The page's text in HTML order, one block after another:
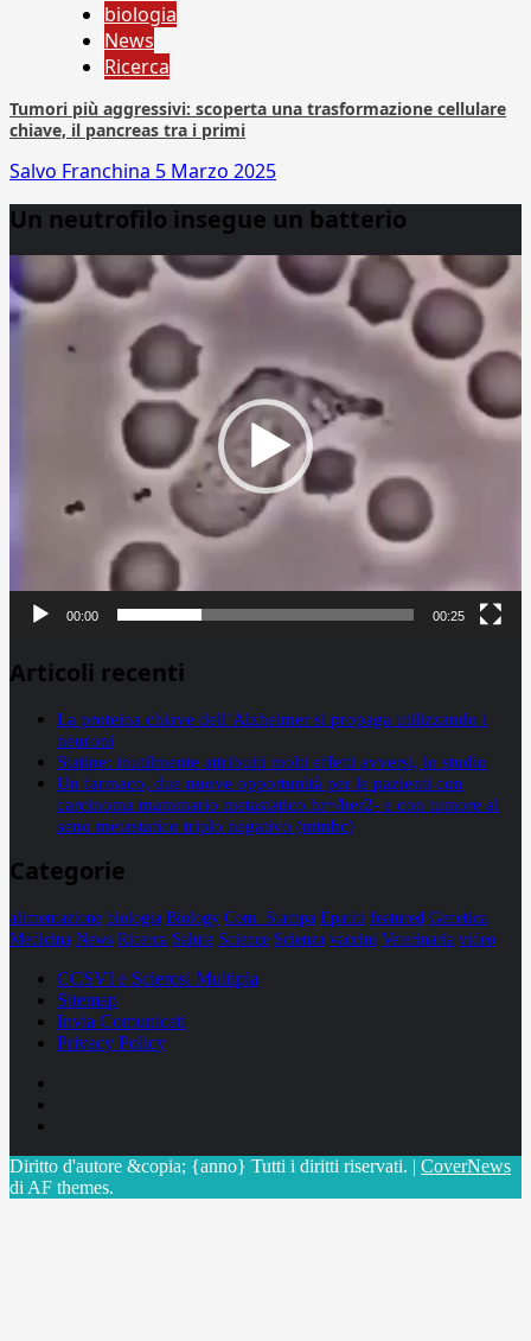
biologia
News
Ricerca
Tumori più aggressivi: scoperta una trasformazione cellulare
chiave, il pancreas tra i primi
Salvo Franchina 5 Marzo 2025
Un neutrofilo insegue un batterio
Player
00:00 00:25
Articoli recenti
La proteina chiave dell’Alzheimer si propaga utilizzando i
neuroni
Statine: inutilmente attribuiti molti effetti avversi, lo studio
Un farmaco, due nuove opportunità per le pazienti con
carcinoma mammario metastatico hr+/her2- e con tumore al
seno metastatico triplo negativo (mtnbc)
Categorie
alimentazione biologia Biology Com. Stampa Epatiti featured Genetica
Medicina News Ricerca Salute Science Scienza vaccini Veterinaria video
CCSVI e Sclerosi Multipla
Sitemap
Invia Comunicati
Privacy Policy
Diritto d'autore &copia; {anno} Tutti i diritti riservati. | CoverNews
di AF themes.